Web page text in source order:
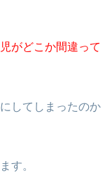
がどこか間違って
してしまったのか
す。